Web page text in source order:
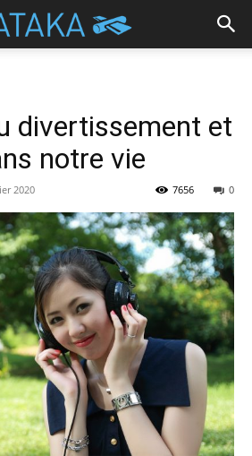
divertissement et
notre vie
2020 0
7656